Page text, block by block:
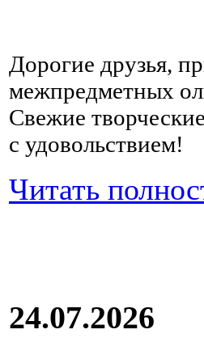
Дорогие друзья,
межпредметных
Свежие
с удовольствием!
Читать
24.07.2026